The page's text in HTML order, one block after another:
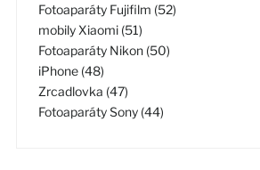
Fotoaparáty Fujifilm (52)
mobily Xiaomi (51)
Fotoaparáty Nikon (50)
iPhone (48)
Zrcadlovka (47)
Fotoaparáty Sony (44)